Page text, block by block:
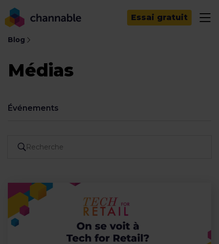
Essai gratuit
Blog
Médias
Événements